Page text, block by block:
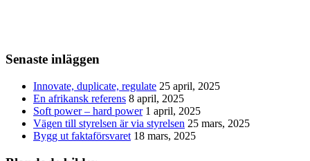
Senaste inläggen
Innovate, duplicate, regulate 25 april, 2025
En afrikansk referens 8 april, 2025
Soft power – hard power 1 april, 2025
Vägen till styrelsen är via styrelsen 25 mars, 2025
Bygg ut faktaförsvaret 18 mars, 2025